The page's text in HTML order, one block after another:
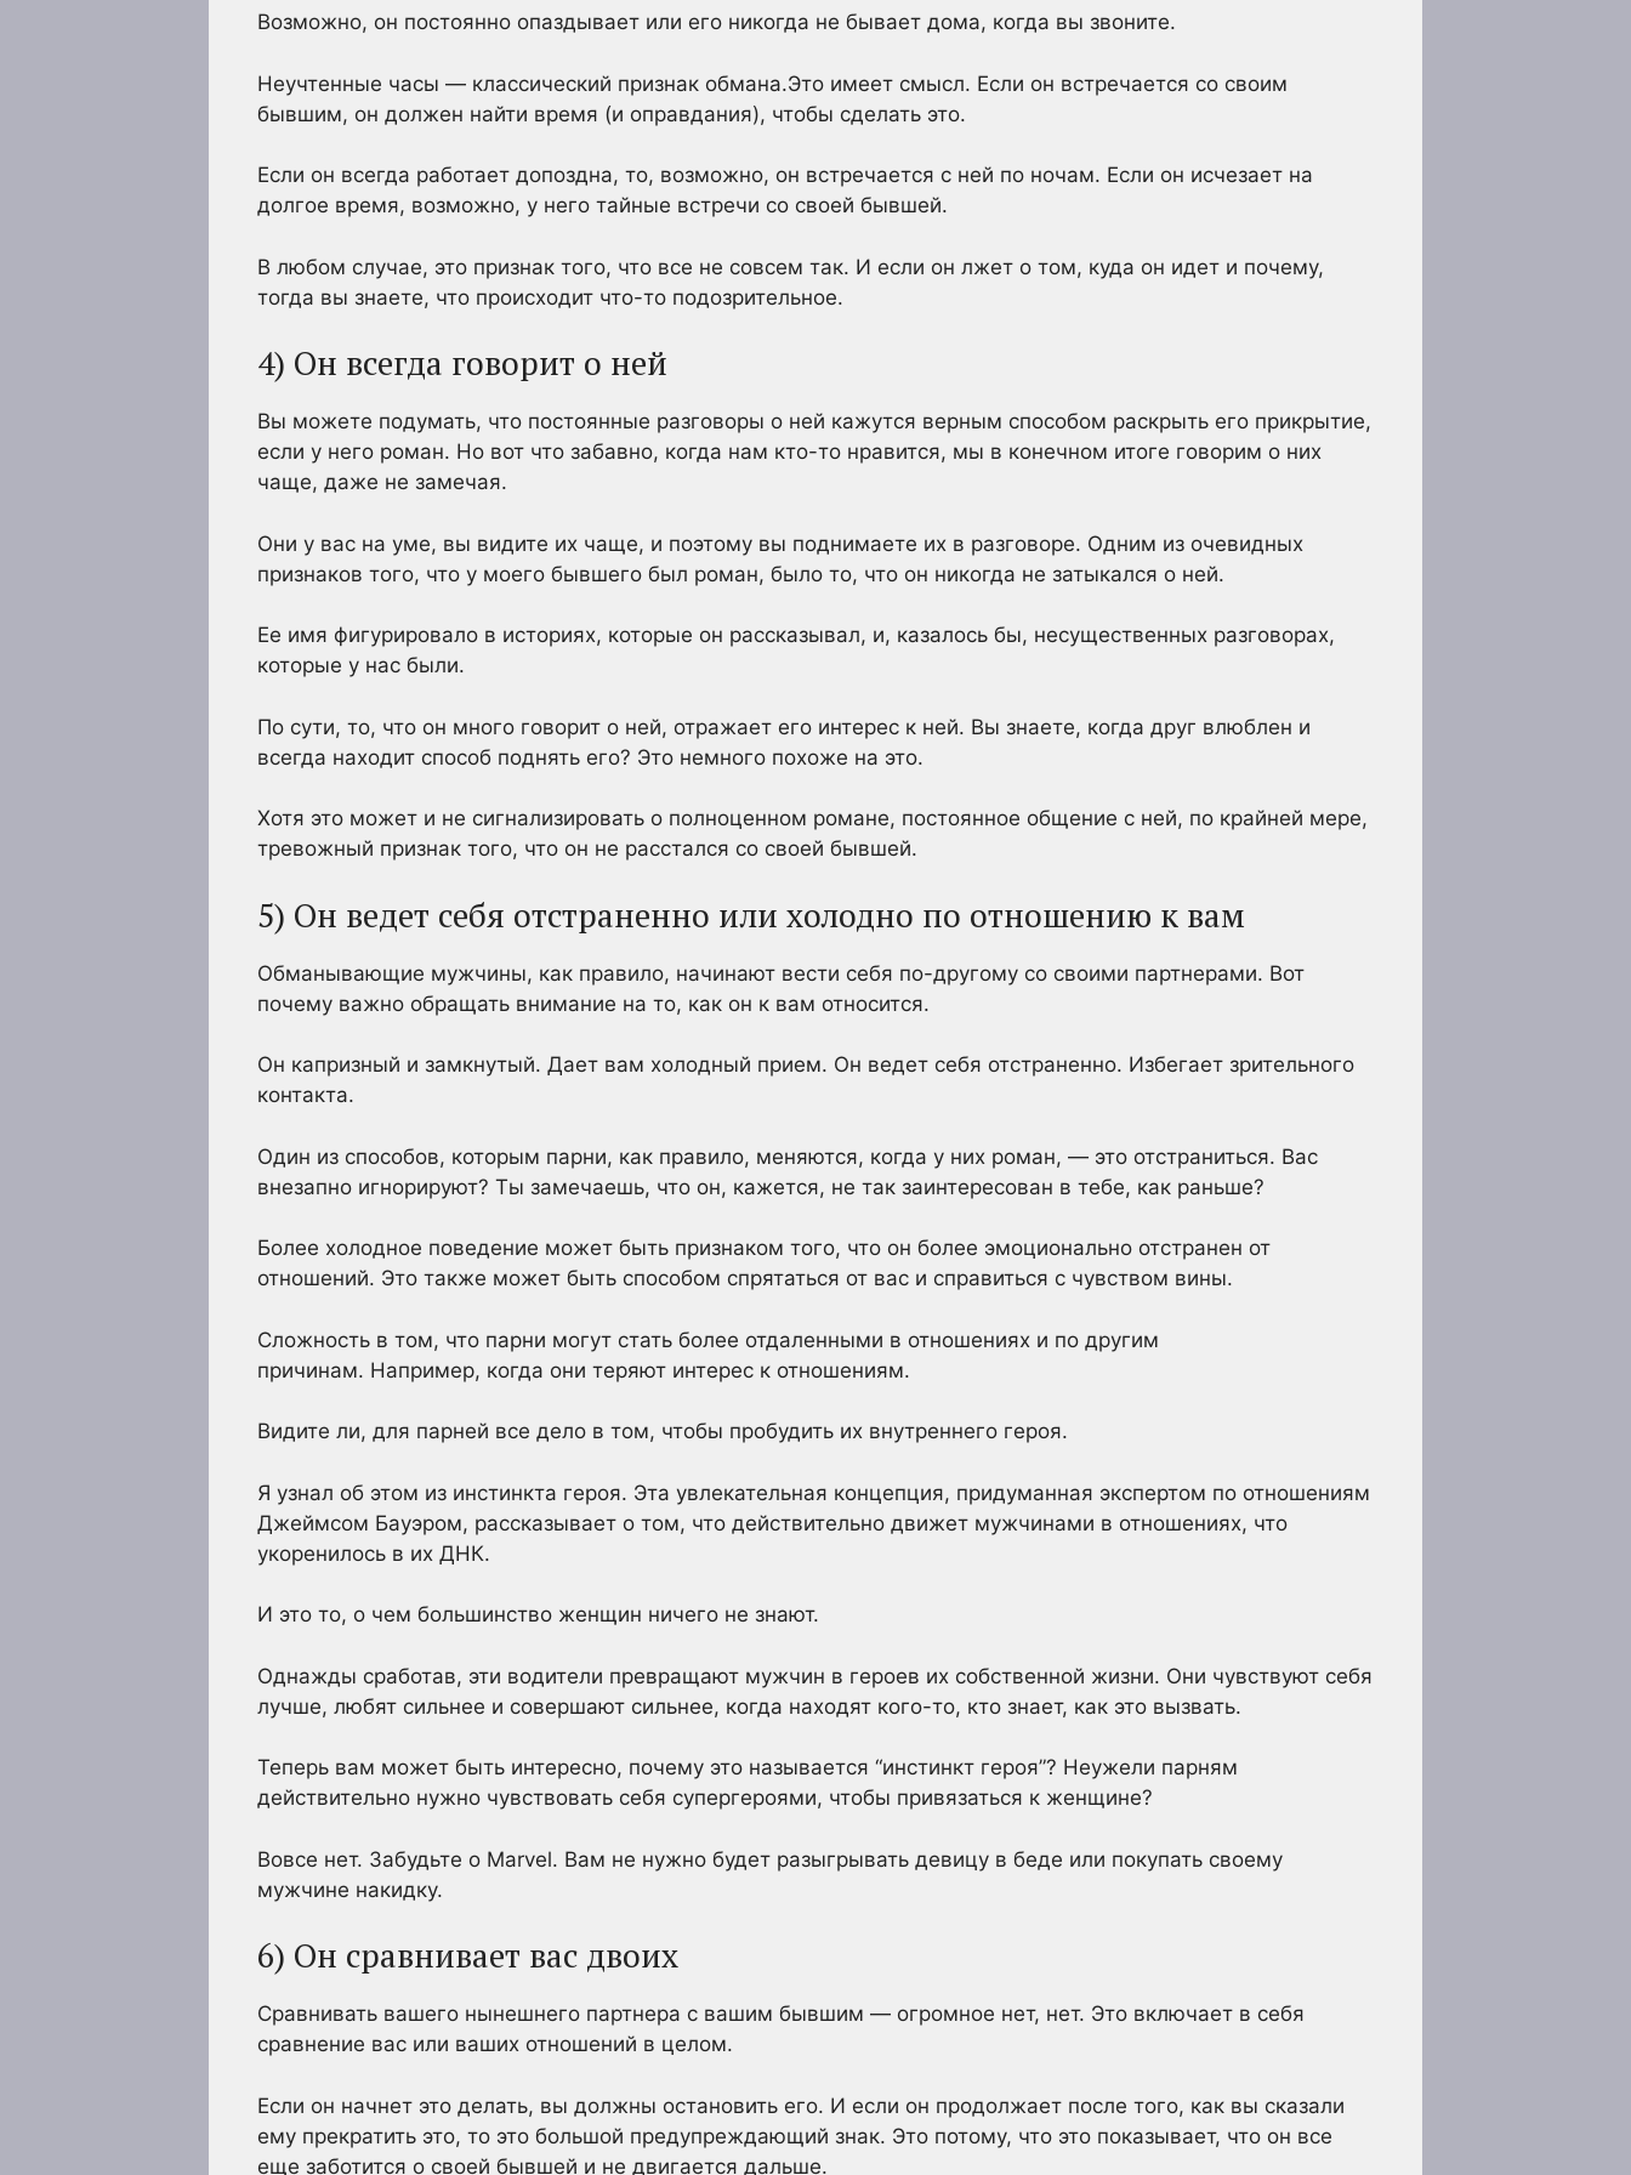
Возможно, он постоянно опаздывает или его никогда не бывает дома, когда вы звоните.
Неучтенные часы — классический признак обмана.Это имеет смысл. Если он встречается со своим
бывшим, он должен найти время (и оправдания), чтобы сделать это.
Если он всегда работает допоздна, то, возможно, он встречается с ней по ночам. Если он исчезает на
долгое время, возможно, у него тайные встречи со своей бывшей.
В любом случае, это признак того, что все не совсем так. И если он лжет о том, куда он идет и почему,
тогда вы знаете, что происходит что-то подозрительное.
4) Он всегда говорит о ней
Вы можете подумать, что постоянные разговоры о ней кажутся верным способом раскрыть его прикрытие,
если у него роман. Но вот что забавно, когда нам кто-то нравится, мы в конечном итоге говорим о них
чаще, даже не замечая.
Они у вас на уме, вы видите их чаще, и поэтому вы поднимаете их в разговоре. Одним из очевидных
признаков того, что у моего бывшего был роман, было то, что он никогда не затыкался о ней.
Ее имя фигурировало в историях, которые он рассказывал, и, казалось бы, несущественных разговорах,
которые у нас были.
По сути, то, что он много говорит о ней, отражает его интерес к ней. Вы знаете, когда друг влюблен и
всегда находит способ поднять его? Это немного похоже на это.
Хотя это может и не сигнализировать о полноценном романе, постоянное общение с ней, по крайней мере,
тревожный признак того, что он не расстался со своей бывшей.
5) Он ведет себя отстраненно или холодно по отношению к вам
Обманывающие мужчины, как правило, начинают вести себя по-другому со своими партнерами. Вот
почему важно обращать внимание на то, как он к вам относится.
Он капризный и замкнутый. Дает вам холодный прием. Он ведет себя отстраненно. Избегает зрительного
контакта.
Один из способов, которым парни, как правило, меняются, когда у них роман, — это отстраниться. Вас
внезапно игнорируют? Ты замечаешь, что он, кажется, не так заинтересован в тебе, как раньше?
Более холодное поведение может быть признаком того, что он более эмоционально отстранен от
отношений. Это также может быть способом спрятаться от вас и справиться с чувством вины.
Сложность в том, что парни могут стать более отдаленными в отношениях и по другим
причинам. Например, когда они теряют интерес к отношениям.
Видите ли, для парней все дело в том, чтобы пробудить их внутреннего героя.
Я узнал об этом из инстинкта героя. Эта увлекательная концепция, придуманная экспертом по отношениям
Джеймсом Бауэром, рассказывает о том, что действительно движет мужчинами в отношениях, что
укоренилось в их ДНК.
И это то, о чем большинство женщин ничего не знают.
Однажды сработав, эти водители превращают мужчин в героев их собственной жизни. Они чувствуют себя
лучше, любят сильнее и совершают сильнее, когда находят кого-то, кто знает, как это вызвать.
Теперь вам может быть интересно, почему это называется “инстинкт героя”? Неужели парням
действительно нужно чувствовать себя супергероями, чтобы привязаться к женщине?
Вовсе нет. Забудьте о Marvel. Вам не нужно будет разыгрывать девицу в беде или покупать своему
мужчине накидку.
6) Он сравнивает вас двоих
Сравнивать вашего нынешнего партнера с вашим бывшим — огромное нет, нет. Это включает в себя
сравнение вас или ваших отношений в целом.
Если он начнет это делать, вы должны остановить его. И если он продолжает после того, как вы сказали
ему прекратить это, то это большой предупреждающий знак. Это потому, что это показывает, что он все
еще заботится о своей бывшей и не двигается дальше.